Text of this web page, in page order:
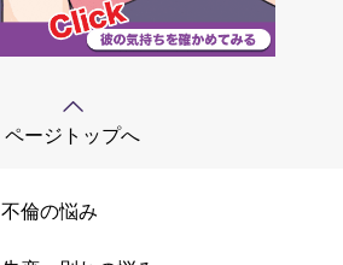
ページトップへ
不倫の悩み